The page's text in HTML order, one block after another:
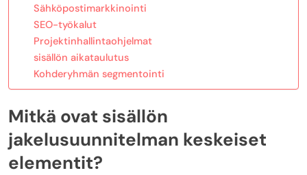
Sähköpostimarkkinointi
SEO-työkalut
Projektinhallintaohjelmat
sisällön aikataulutus
Kohderyhmän segmentointi
Mitkä ovat sisällön
jakelusuunnitelman keskeiset
elementit?